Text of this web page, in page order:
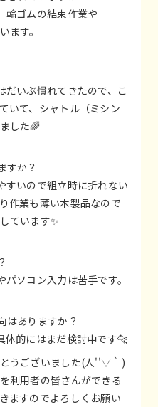
輪ゴムの結束作業や
す。
だいぶ慣れてきたので、こ
いて、シャトル（ミシン
した🌈
すか？
すいので組立時に折れない
作業も薄い木製品なので
ています✨
ソコン入力は苦手です。
はありますか？
体的にはまだ検討中です🐆
うございました(人''▽｀)
利用者の皆さんができる
ますのでよろしくお願い